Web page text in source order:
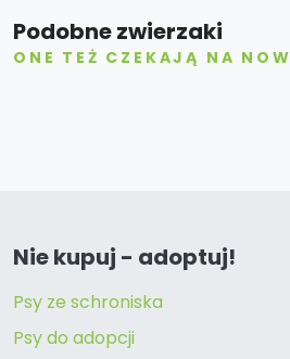
Podobne zwierzaki
ONE TEŻ CZEKAJĄ NA
Nie kupuj - adoptuj!
Psy ze schroniska
Psy do adopcji